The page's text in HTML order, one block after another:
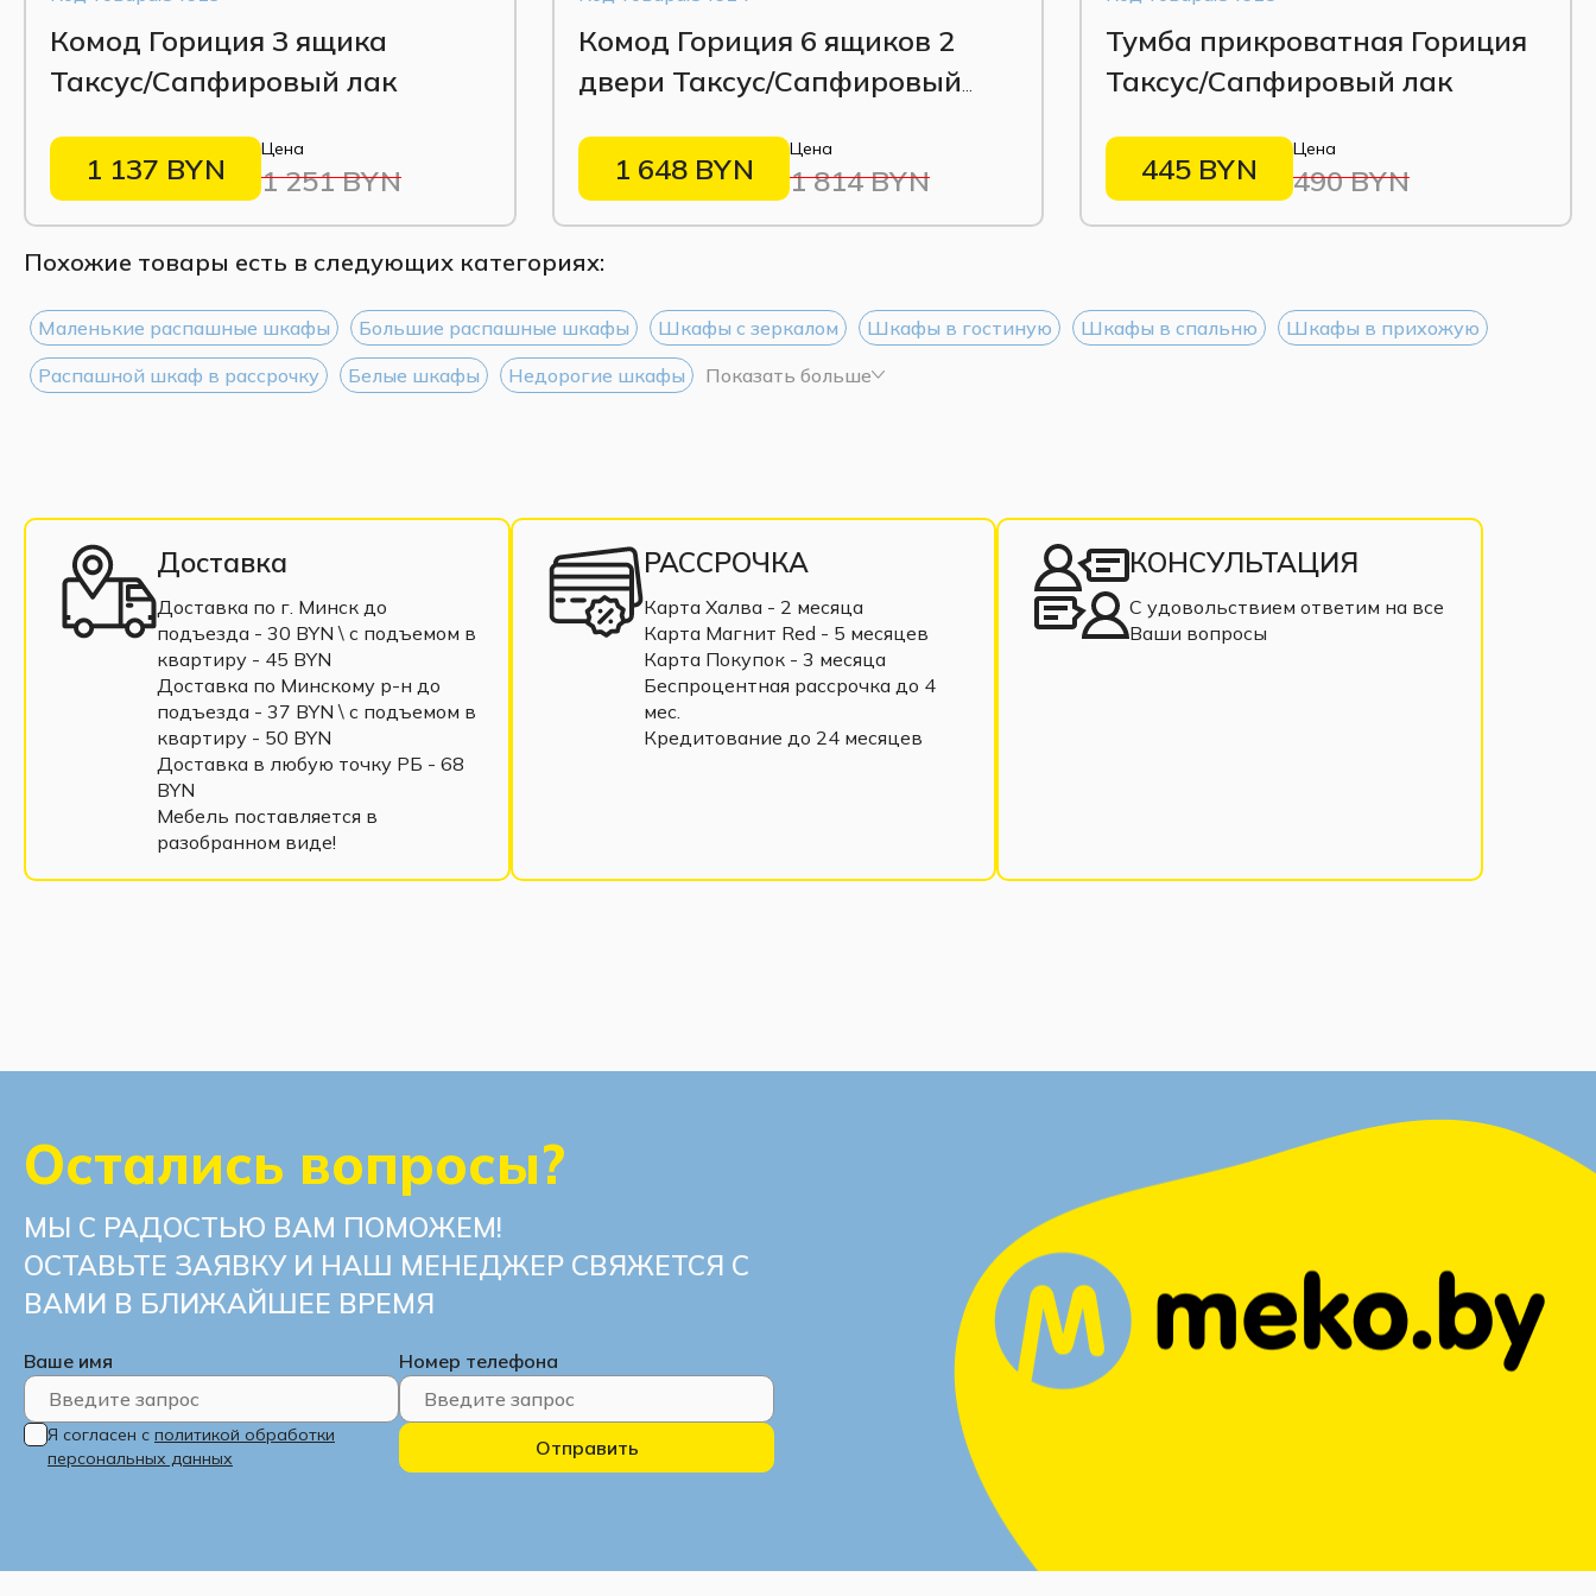
Комод Гориция 3 ящика
Таксус/Сапфировый лак
Цена
1 251 BYN
1 137 BYN
Комод Гориция 6 ящиков 2
двери Таксус/Сапфировый
Цена
1 814 BYN
1 648 BYN
Тумба прикроватная Гориция
Таксус/Сапфировый лак
Цена
490 BYN
445 BYN
Похожие товары есть в следующих категориях:
Маленькие распашные шкафы Большие распашные шкафы Шкафы с зеркалом Шкафы в гостиную Шкафы в спальню
Шкафы в прихожую
Распашной шкаф в рассрочку
Белые шкафы Недорогие шкафы Показать больше
Доставка
Доставка по г. Минск до
подъезда - 30 BYN \ c подъемом в
квартиру - 45 BYN
Доставка по Минскому р-н до
подъезда - 37 BYN \ c подъемом в
квартиру - 50 BYN
Доставка в любую точку РБ - 68
BYN
Мебель поставляется в
разобранном виде!
РАССРОЧКА
Карта Халва - 2 месяца
Карта Магнит Red - 5 месяцев
Карта Покупок - 3 месяца
Беспроцентная рассрочка до 4
мес.
Кредитование до 24 месяцев
КОНСУЛЬТАЦИЯ
С удовольствием ответим на все
Ваши вопросы
Остались вопросы?
МЫ С РАДОСТЬЮ ВАМ ПОМОЖЕМ!
ОСТАВЬТЕ ЗАЯВКУ И НАШ МЕНЕДЖЕР СВЯЖЕТСЯ С
ВАМИ В БЛИЖАЙШЕЕ ВРЕМЯ
Ваше имя Номер телефона
Я согласен с политикой обработки
персональных данных
Отправить